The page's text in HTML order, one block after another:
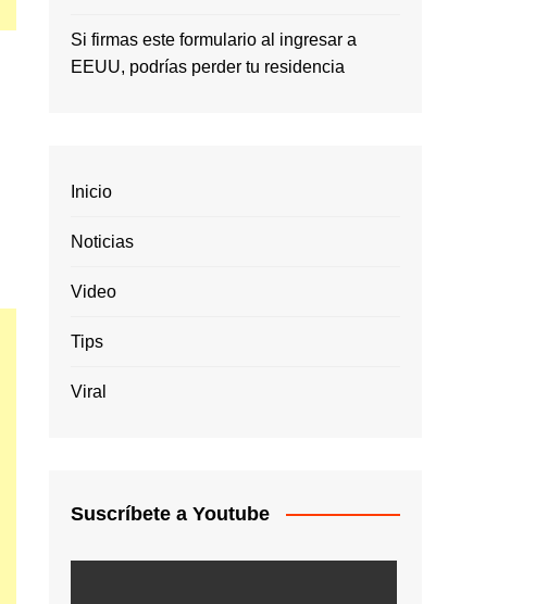
Si firmas este formulario al ingresar a
EEUU, podrías perder tu residencia
Inicio
Noticias
Video
Tips
Viral
Suscríbete a Youtube